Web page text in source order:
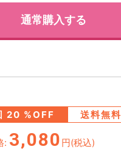
通常購入する
20 %OFF 送料無料
: 3,080 円(税込)